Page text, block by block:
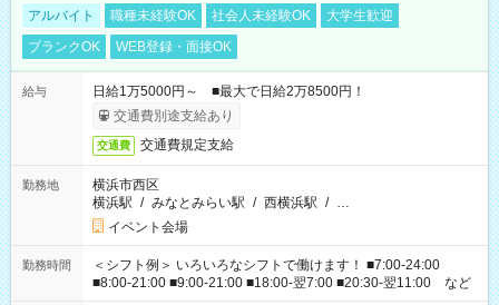
アルバイト 職種未経験OK 社会人未経験OK
大学生歓迎
ブランクOK
WEB登録・面接OK
給与
日給1万5000円～ ■最大で日給2万8500円！
交通費別途支給あり
交通費 交通費規定支給
勤務地
横浜市西区
横浜駅 / みなとみらい駅 / 西横浜駅 / …
イベント会場
勤務時間
＜シフト例＞ いろいろなシフトで働けます！ ■7:00-24:00
■8:00-21:00 ■9:00-21:00 ■18:00-翌7:00 ■20:30-翌11:00 など